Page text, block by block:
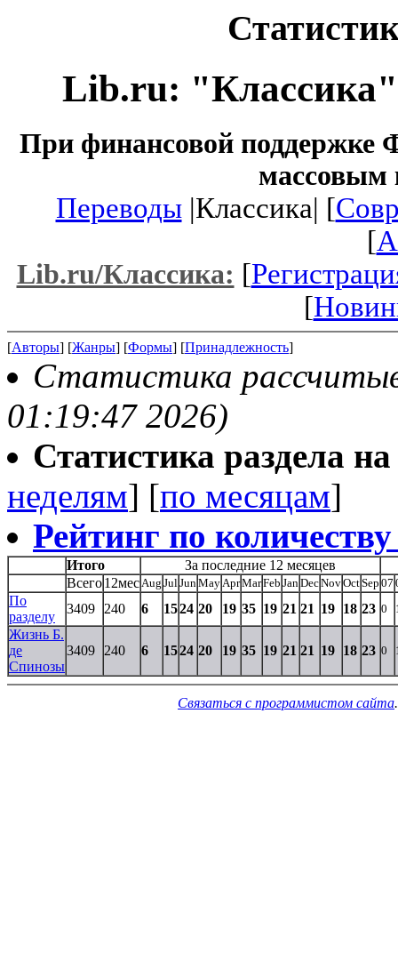
Lib.ru:
При финансовой поддержке
массовым
Переводы|Классика| [
[
Lib.ru/Классика: [
[
[Авторы] [Жанры] [Формы] [Принадлежность]
Статистика
01:19:47 2026)
Статистика раздела
неделям] [по месяцам]
Рейтинг по
Итого
За последние 12 месяцев
Всего12мес Aug Jul Jun May AprMarFeb Jan DecNovOctSep 07
По
разделу
3409 240 6 1524 20 19 35 19 21 21 19 18 23 0
Жизнь Б.
де
Спинозы
3409 240 6 1524 20 19 35 19 21 21 19 18 23 0
Связаться с программистом сайта.